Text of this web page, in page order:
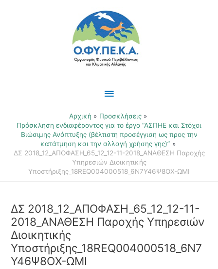
Κύριο
Μενού
Αρχική
Προσκλήσεις
Πρόσκληση ενδιαφέροντος για το έργο “ΑΣΠΗΕ και Στόχοι
Βιώσιμης Ανάπτυξης (βέλτιστη προσέγγιση ως προς την
κατάτμηση και την αλλαγή χρήσης γης)”
ΔΣ 2018_12_ΑΠΟΦΑΣΗ_65_12_12-11-2018_ΑΝΑΘΕΣΗ Παροχής
Υπηρεσιών Διοικητικής
Υποστήριξης_18REQ004000518_6Ν7Υ46Ψ8ΟΧ-ΩΜΙ
ΔΣ 2018_12_ΑΠΟΦΑΣΗ_65_12_12-11-
2018_ΑΝΑΘΕΣΗ Παροχής Υπηρεσιών
Διοικητικής
Υποστήριξης_18REQ004000518_6Ν7
Υ46Ψ8ΟΧ-ΩΜΙ